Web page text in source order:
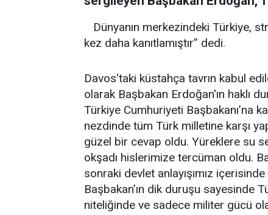
Dünyanın merkezindeki Türkiye,
kez daha kanıtlamıştır” dedi.
Davos'taki küstahça tavrın kabul
olarak Başbakan Erdoğan'ın haklı
Türkiye Cumhuriyeti Başbakanı’na
nezdinde tüm Türk milletine karşı
güzel bir cevap oldu. Yüreklere su
okşadı hislerimize tercüman oldu.
sonraki devlet anlayışımız
Başbakan’ın dik duruşu sayesinde
niteliğinde ve sadece militer gücü